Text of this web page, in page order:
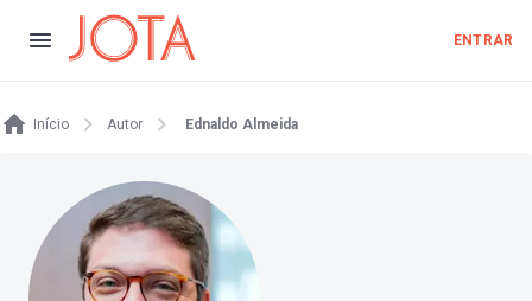
ENTRAR
Início Autor Ednaldo Almeida